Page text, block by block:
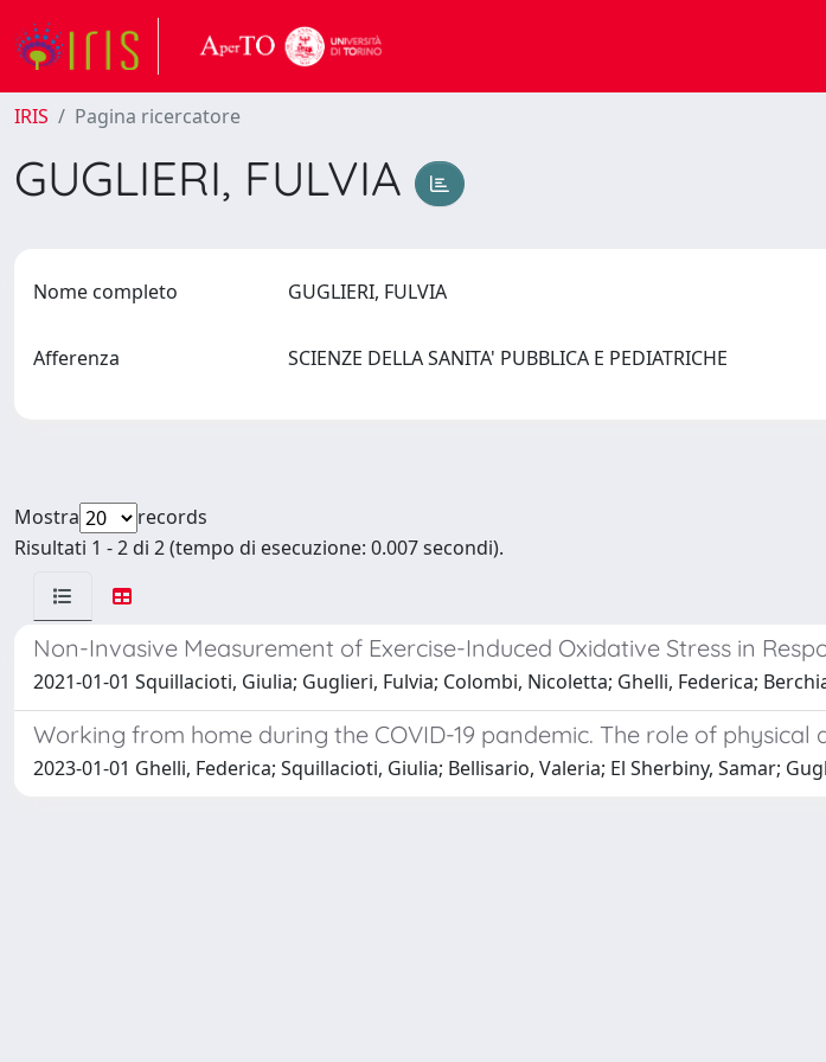
IRIS Pagina ricercatore
GUGLIERI, FULVIA
Nome completo GUGLIERI, FULVIA
Afferenza SCIENZE DELLA SANITA' PUBBLICA E PEDIATRICHE
Mostra
records
Risultati 1 - 2 di 2 (tempo di esecuzione: 0.007 secondi).
Non-Invasive Measurement of Exercise-Induced Oxidative Stress in
2021-01-01 Squillacioti, Giulia; Guglieri, Fulvia; Colombi, Nicoletta; Ghelli, Federica;
Working from home during the COVID-19 pandemic. The role of
2023-01-01 Ghelli, Federica; Squillacioti, Giulia; Bellisario, Valeria; El Sherbiny, Samar;